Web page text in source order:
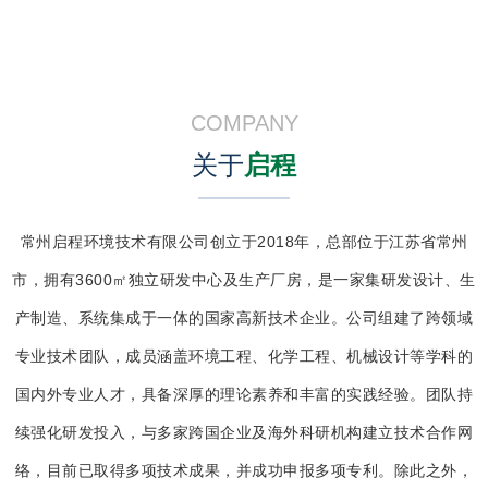
COMPANY
关于启程
常州启程环境技术有限公司创立于2018年，总部位于江苏省常州
市，拥有3600㎡独立研发中心及生产厂房，是一家集研发设计、生
产制造、系统集成于一体的国家高新技术企业。公司组建了跨领域
专业技术团队，成员涵盖环境工程、化学工程、机械设计等学科的
国内外专业人才，具备深厚的理论素养和丰富的实践经验。团队持
续强化研发投入，与多家跨国企业及海外科研机构建立技术合作网
络，目前已取得多项技术成果，并成功申报多项专利。除此之外，